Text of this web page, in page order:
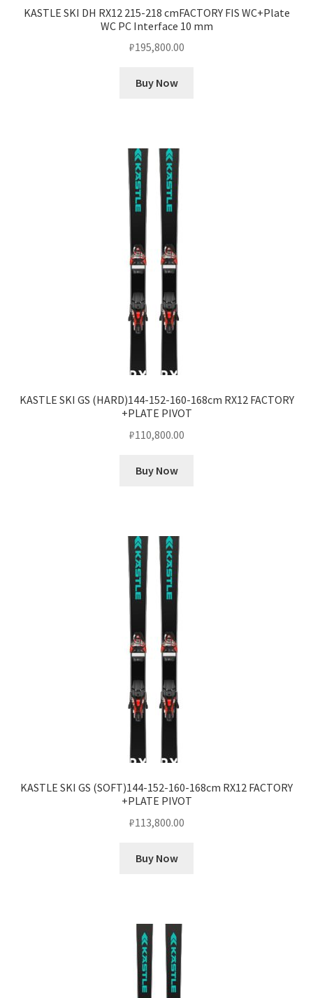
KASTLE SKI DH RX12 215-218 cmFACTORY FIS WC+Plate
WC PC Interface 10 mm
₽195,800.00
Buy Now
KASTLE SKI GS (HARD)144-152-160-168cm RX12 FACTORY
+PLATE PIVOT
₽110,800.00
Buy Now
KASTLE SKI GS (SOFT)144-152-160-168cm RX12 FACTORY
+PLATE PIVOT
₽113,800.00
Buy Now